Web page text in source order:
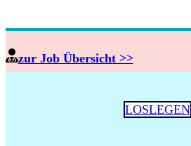
zur Job Übersicht >>
LOSLEGEN